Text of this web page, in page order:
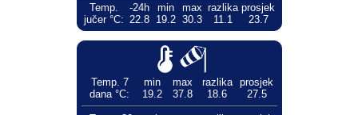
Temp.
jučer °C:
-24h
22.8
min
19.2
max
30.3
razlika
11.1
prosjek
23.7
Temp. 7
dana °C:
min
19.2
max
37.8
razlika
18.6
prosjek
27.5